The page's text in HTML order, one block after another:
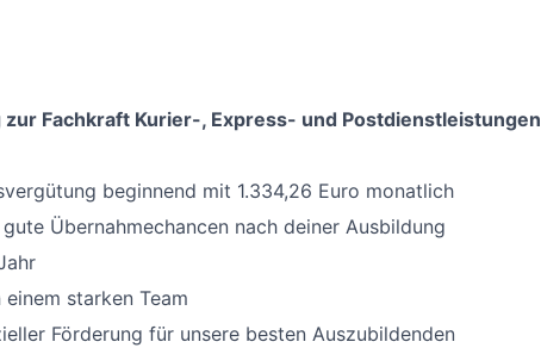
Fachkraft Kurier-, Express- und Postdienstleistungen
beginnend mit 1.334,26 Euro monatlich
Übernahmechancen nach deiner Ausbildung
starken Team
Förderung für unsere besten Auszubildenden